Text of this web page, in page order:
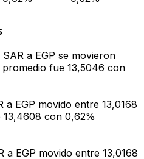
a EGP se movieron
promedio fue 13,5046 con
a EGP movido entre 13,0168
13,4608 con 0,62%
a EGP movido entre 13,0168